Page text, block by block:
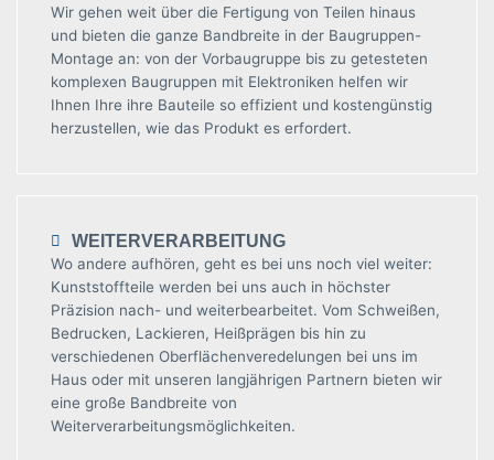
Wir gehen weit über die Fertigung von Teilen hinaus
und bieten die ganze Bandbreite in der Baugruppen-
Montage an: von der Vorbaugruppe bis zu getesteten
komplexen Baugruppen mit Elektroniken helfen wir
Ihnen Ihre ihre Bauteile so effizient und kostengünstig
herzustellen, wie das Produkt es erfordert.
WEITERVERARBEITUNG
Wo andere aufhören, geht es bei uns noch viel weiter:
Kunststoffteile werden bei uns auch in höchster
Präzision nach- und weiterbearbeitet. Vom Schweißen,
Bedrucken, Lackieren, Heißprägen bis hin zu
verschiedenen Oberflächenveredelungen bei uns im
Haus oder mit unseren langjährigen Partnern bieten wir
eine große Bandbreite von
Weiterverarbeitungsmöglichkeiten.